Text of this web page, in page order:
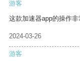
游客
这款加速器app的操作
2024-03-26
游客